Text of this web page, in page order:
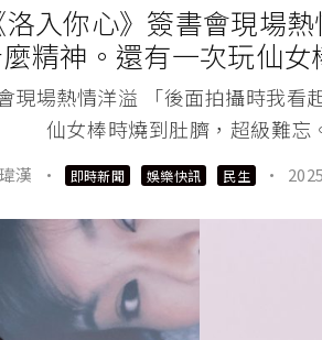
洛入你心》簽書會現場
精神。還有一次玩仙女
現場熱情洋溢 「後面拍攝時我
仙女棒時燒到肚臍，超級難忘
漢 · 即時新聞 娛樂快訊 民生 ·